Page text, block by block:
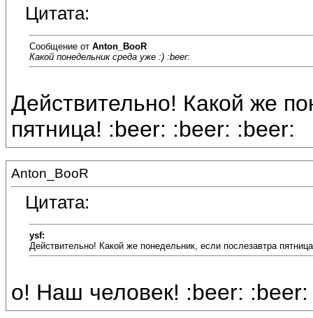
Цитата:
Сообщение от Anton_BooR
Какой понедельник среда уже :) :beer:
Действительно! Какой же
пятница! :beer: :beer: :beer:
Anton_BooR
Цитата:
ysf:
Действительно! Какой же понедельник, если послезавтра
о! Наш человек! :beer: